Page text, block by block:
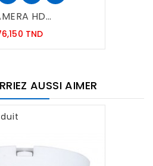
HD...
TNDPrix
AUSSI AIMER